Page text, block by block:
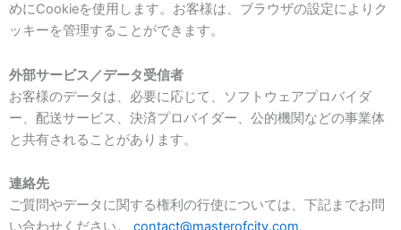
めにCookieを使用します。お客様は、ブラウザの設定によりク
ッキーを管理することができます。
外部サービス／データ受信者
お客様のデータは、必要に応じて、ソフトウェアプロバイダ
ー、配送サービス、決済プロバイダー、公的機関などの事業体
と共有されることがあります。
連絡先
ご質問やデータに関する権利の行使については、下記までお問